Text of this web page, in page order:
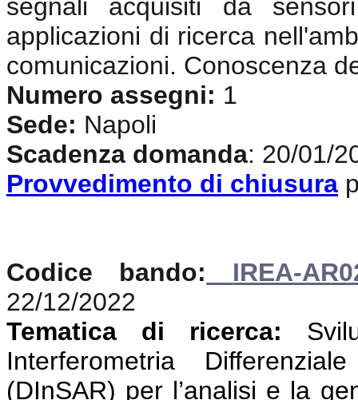
segnali acquisiti da
applicazioni di ricerca
comunicazioni. Conoscenza
Numero assegni: 1
Sede: Napoli
Scadenza domanda: 20/01/
Provvedimento di chiusura
Codice bando:
IREA-
22/12/2022
Tematica di ricerca:
Interferometria
(DInSAR) per l’analisi e la